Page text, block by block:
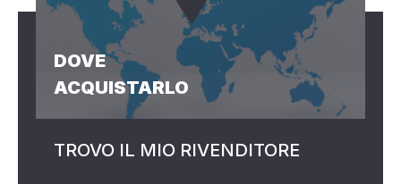
DOVE
ACQUISTARLO
TROVO IL MIO RIVENDITORE